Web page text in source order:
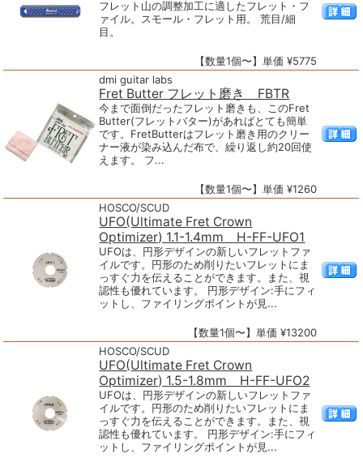
フレット山の調整加工に適したフレット・フ
ァイル。スモール・フレット用。 荒目/細
目。
【数量1個〜】単価 ¥5775
dmi guitar labs
Fret Butter フレット磨き FBTR
今まで面倒だったフレット磨きも、このFret
Butter(フレットバター)があればとても簡単
です。FretButterはフレット磨き用のクリー
ナー液が染み込んだ布で、繰り返し約20回使
えます。 フ...
【数量1個〜】単価 ¥1260
HOSCO/SCUD
UFO(Ultimate Fret Crown
Optimizer) 1.1-1.4mm H-FF-UFO1
UFOは、円形デザインの新しいフレットファ
イルです。円形のため削りたいフレットにま
っすぐ力を伝えることができます。また、視
認性も優れています。 円形デザイン:手にフィ
ットし、ファイリングポイントが見...
【数量1個〜】単価 ¥13200
HOSCO/SCUD
UFO(Ultimate Fret Crown
Optimizer) 1.5-1.8mm H-FF-UFO2
UFOは、円形デザインの新しいフレットファ
イルです。円形のため削りたいフレットにま
っすぐ力を伝えることができます。また、視
認性も優れています。 円形デザイン:手にフィ
ットし、ファイリングポイントが見...